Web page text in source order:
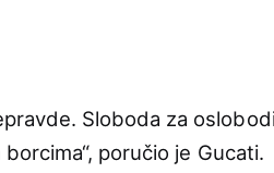
Sloboda za
poručio je Gucati.